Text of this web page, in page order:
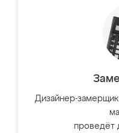
Дизайнер-
проведёт